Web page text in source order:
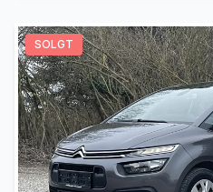
SOLGT